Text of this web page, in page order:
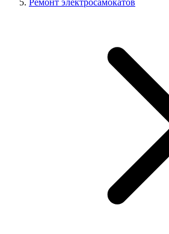
Ремонт электросамокатов